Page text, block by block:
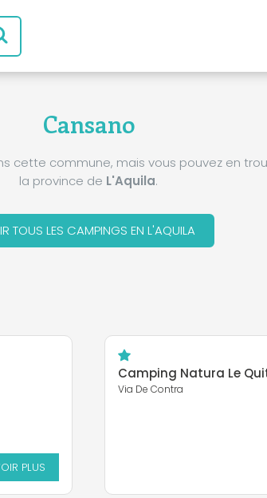
Cansano
cette commune, mais vous pouvez en
la province de L'Aquila.
TOUS LES CAMPINGS EN L'AQUILA
PLUS
Camping Natura Le
Via De Contra